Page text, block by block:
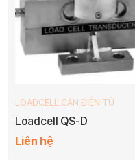
LOADCELL CÂN ĐIỆN TỬ
Loadcell QS-D
Liên hệ